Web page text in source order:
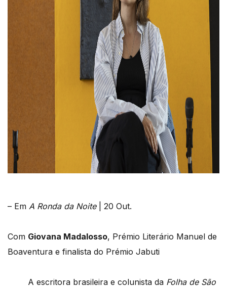
– Em A Ronda da Noite | 20 Out.
Com Giovana Madalosso, Prémio Literário Manuel de
Boaventura e finalista do Prémio Jabuti
A escritora brasileira e colunista da Folha de São